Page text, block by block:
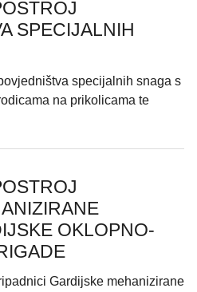
SPECIJALNIH
specijalnih snaga s
na prikolicama te
OKLOPNO-
Gardijske mehanizirane